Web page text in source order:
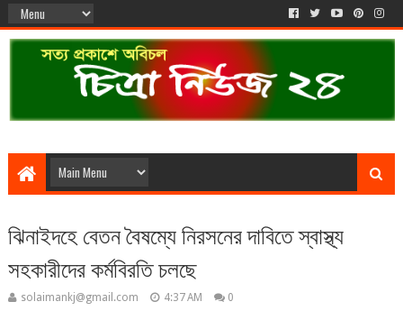
ঝিনাইদহে বেতন বৈষম্যে নিরসনের দাবিতে স্বাস্থ্য
সহকারীদের কর্মবিরতি চলছে
solaimankj@gmail.com 4:37 AM 0